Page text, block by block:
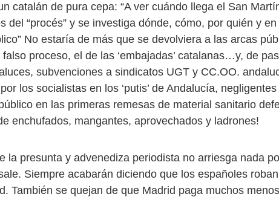
catalán de pura cepa: “A ver cuándo llega el San
del “procés” y se investiga dónde, cómo, por quién y
No estaría de más que se devolviera a las arcas
proceso, el de las ‘embajadas’ catalanas…y, de
subvenciones a sindicatos UGT y CC.OO.
los socialistas en los ‘putis’ de Andalucía,
en las primeras remesas de material sanitario
enchufados, mangantes, aprovechados y ladrones!
la presunta y advenediza periodista no arriesga nada
Siempre acabarán diciendo que los españoles
También se quejan de que Madrid paga muchos